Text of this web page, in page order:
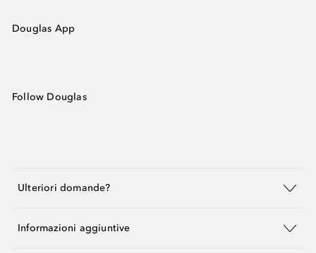
Douglas App
Follow Douglas
Ulteriori domande?
Informazioni aggiuntive